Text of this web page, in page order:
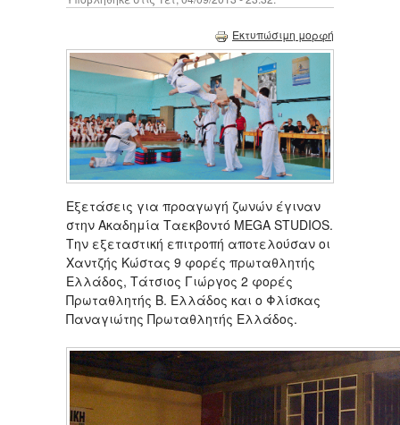
Εκτυπώσιμη μορφή
Εξετάσεις για προαγωγή ζωνών έγιναν
στην Ακαδημία Ταεκβοντό MEGA STUDIOS.
Την εξεταστική επιτροπή αποτελούσαν οι
Χαντζής Κώστας 9 φορές πρωταθλητής
Ελλάδος, Τάτσιος Γιώργος 2 φορές
Πρωταθλητής Β. Ελλάδος και ο Φλίσκας
Παναγιώτης Πρωταθλητής Ελλάδος.